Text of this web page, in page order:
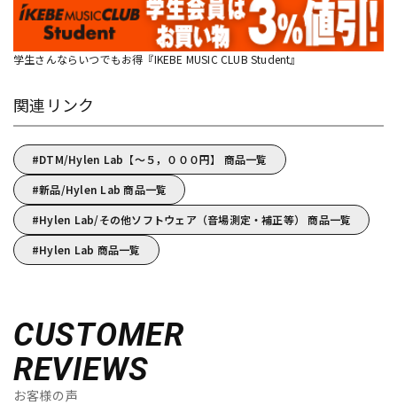
学生さんならいつでもお得『IKEBE MUSIC CLUB Student』
関連リンク
DTM/Hylen Lab【～５，０００円】 商品一覧
新品/Hylen Lab 商品一覧
Hylen Lab/その他ソフトウェア（音場測定・補正等） 商品一覧
Hylen Lab 商品一覧
CUSTOMER
REVIEWS
お客様の声